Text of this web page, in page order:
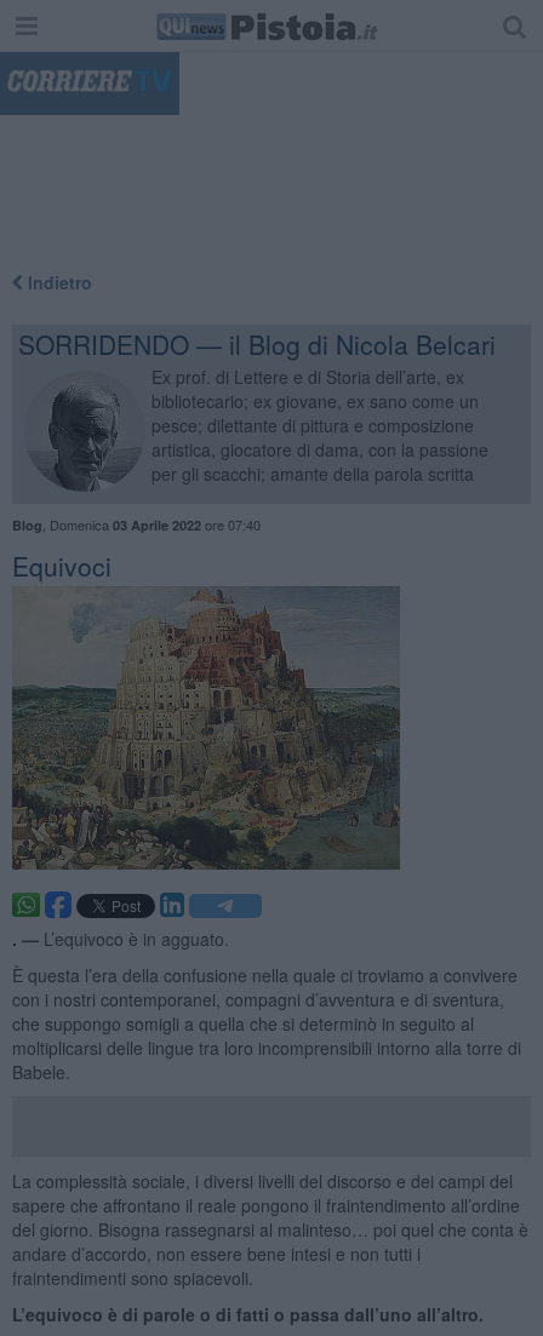
Indietro
SORRIDENDO — il Blog di Nicola Belcari
Ex prof. di Lettere e di Storia dell’arte, ex
bibliotecario; ex giovane, ex sano come un
pesce; dilettante di pittura e composizione
artistica, giocatore di dama, con la passione
per gli scacchi; amante della parola scritta
Blog Domenica 03 Aprile 2022ore 07:40
Equivoci
. — L’equivoco è in agguato.
È questa l’era della confusione nella quale ci troviamo a convivere
con i nostri contemporanei, compagni d’avventura e di sventura,
che suppongo somigli a quella che si determinò in seguito al
moltiplicarsi delle lingue tra loro incomprensibili intorno alla torre di
Babele.
La complessità sociale, i diversi livelli del discorso e dei campi del
sapere che affrontano il reale pongono il fraintendimento all’ordine
del giorno. Bisogna rassegnarsi al malinteso… poi quel che conta è
andare d’accordo, non essere bene intesi e non tutti i
fraintendimenti sono spiacevoli.
L’equivoco è di parole o di fatti o passa dall’uno all’altro.